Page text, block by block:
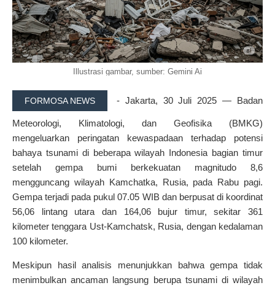
Illustrasi gambar, sumber: Gemini Ai
FORMOSA NEWS - Jakarta, 30 Juli 2025 — Badan
Meteorologi, Klimatologi, dan Geofisika (BMKG)
mengeluarkan peringatan kewaspadaan terhadap potensi
bahaya tsunami di beberapa wilayah Indonesia bagian timur
setelah gempa bumi berkekuatan magnitudo 8,6
mengguncang wilayah Kamchatka, Rusia, pada Rabu pagi.
Gempa terjadi pada pukul 07.05 WIB dan berpusat di koordinat
56,06 lintang utara dan 164,06 bujur timur, sekitar 361
kilometer tenggara Ust-Kamchatsk, Rusia, dengan kedalaman
100 kilometer.
Meskipun hasil analisis menunjukkan bahwa gempa tidak
menimbulkan ancaman langsung berupa tsunami di wilayah